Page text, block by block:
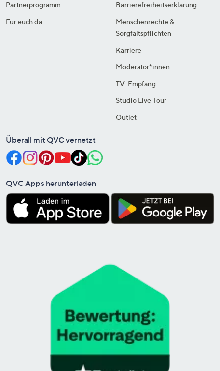
Partnerprogramm
Für euch da
Barrierefreiheitserklärung
Menschenrechte &
Sorgfaltspflichten
Karriere
Moderator*innen
TV-Empfang
Studio Live Tour
Outlet
Überall mit QVC vernetzt
QVC Apps herunterladen